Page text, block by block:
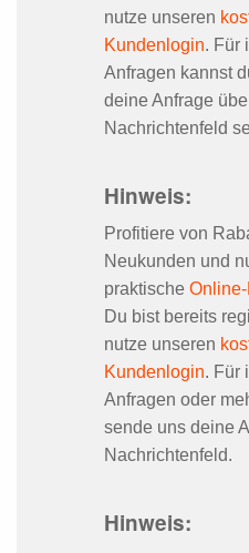
nutze unseren
Kundenlogin. Für
Anfragen kannst
deine Anfrage
Nachrichtenfeld
Hinweis:
Profitiere von
Neukunden und
praktische
Du bist bereits
nutze unseren
Kundenlogin. Für
Anfragen oder
sende uns deine
Nachrichtenfeld.
Hinweis: